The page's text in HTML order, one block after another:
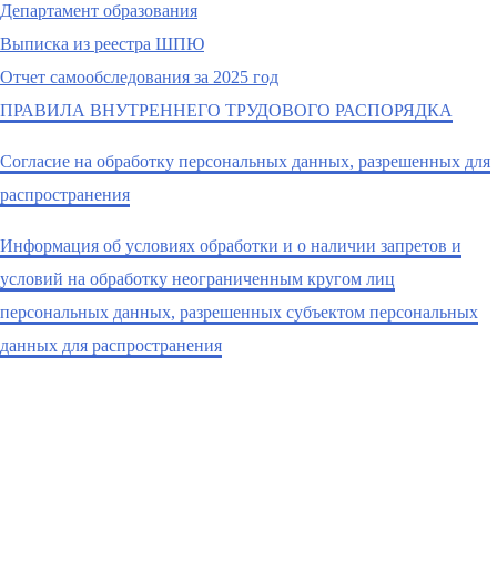
Департамент образования
Выписка из реестра ШПЮ
Отчет самообследования за 2025 год
ПРАВИЛА ВНУТРЕННЕГО ТРУДОВОГО РАСПОРЯДКА
Согласие на обработку персональных данных, разрешенных для
распространения
Информация об условиях обработки и о наличии запретов и
условий на обработку неограниченным кругом лиц
персональных данных, разрешенных субъектом персональных
данных для распространения